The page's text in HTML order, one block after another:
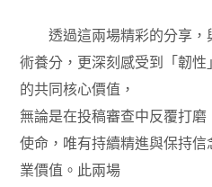
透過這兩場精彩的分享，
術養分，更深刻感受到「韌
的共同核心價值，
無論是在投稿審查中反覆打
使命，唯有持續精進與保持
業價值。此兩場